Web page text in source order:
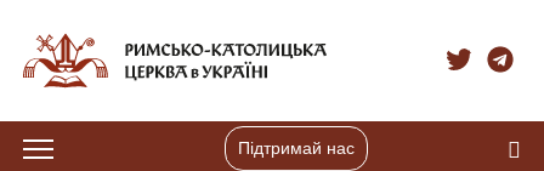
Підтримай нас